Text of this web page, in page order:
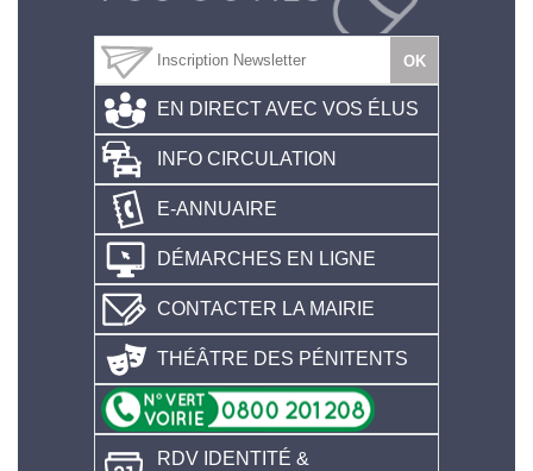
EN DIRECT AVEC VOS ÉLUS
INFO CIRCULATION
E-ANNUAIRE
DÉMARCHES EN LIGNE
CONTACTER LA MAIRIE
THÉÂTRE DES PÉNITENTS
RDV IDENTITÉ &